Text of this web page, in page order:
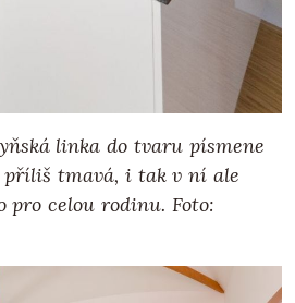
linka do tvaru písmene
příliš tmavá, i tak v ní ale
pro celou rodinu. Foto: